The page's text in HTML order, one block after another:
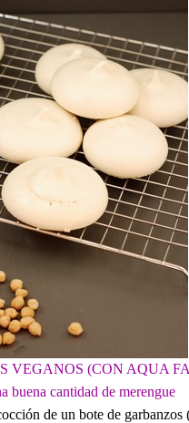
VEGANOS (CON AQUA
buena cantidad de merengue
de un bote de garbanzos